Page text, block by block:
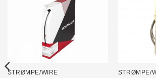
STRØMPE/WIRE STRØMPE/